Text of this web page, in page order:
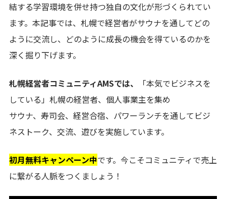
結する学習環境を併せ持つ独自の文化が形づくられてい
ます。本記事では、札幌で経営者がサウナを通してどの
ように交流し、どのように成長の機会を得ているのかを
深く掘り下げます。
札幌経営者コミュニティAMSでは、
「本気でビジネスを
している」札幌の経営者、個人事業主を集め
サウナ、寿司会、経営合宿、パワーランチを通してビジ
ネストーク、交流、遊びを実施しています。
初月無料キャンペーン中です。今こそコミュニティで売上
に繋がる人脈をつくましょう！